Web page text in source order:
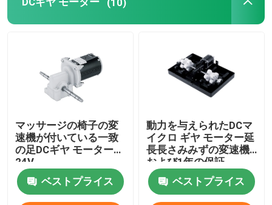
私達に連絡しなさい
ニュース
引用を要求しなさい
DCはモーターにブラシをかけた
マッサージの椅子の変
速機が付いている一致
の足DCギヤ モーター
24V
ベストプライス
動力を与えられたDCマ
イクロ ギヤ モーター延
長長さみみずの変速機
および1年の保証
ベストプライス